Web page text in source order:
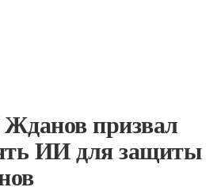
призвал
ИИ для защиты